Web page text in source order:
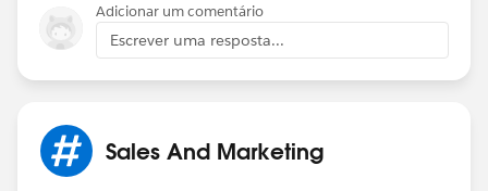
Adicionar um comentário
Escrever uma resposta...
Sales And Marketing